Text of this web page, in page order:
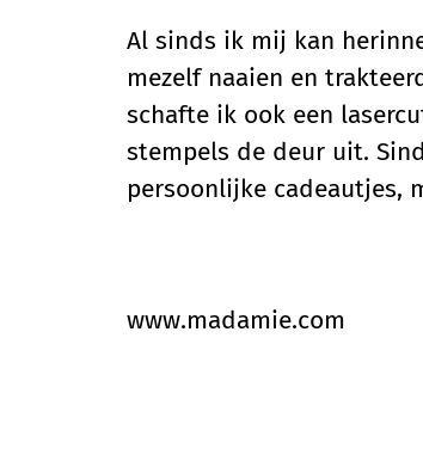
Al sinds ik mij kan
mezelf naaien en
schafte ik ook een
stempels de deur uit.
persoonlijke cadeautjes,
www.madamie.com